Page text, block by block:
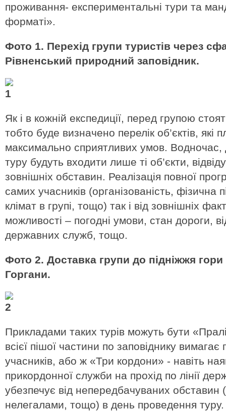
проживання- експериментальні тури та
форматі».
Фото 1. Перехід групи туристів через
Рівненський природний заповідник.
Як і в кожній експедиції, перед групою
тобто буде визначено перелік об’єктів, які
максимально сприятливих умов. Водночас,
туру будуть входити лише ті об’єкти,
зовнішніх обставин. Реалізація повної
самих учасників (організованість, фізична
клімат в групі, тощо) так і від зовнішніх
можливості – погодні умови, стан дороги,
державних служб, тощо.
Фото 2. Доставка групи до підніжжя
Горгани.
Прикладами таких турів можуть бути
всієї пішої частини по заповіднику вимагає
учасників, або ж «Три кордони» - навіть
прикордонної служби на прохід по лінії
убезпечує від непередбачуваних обставин
нелегалами, тощо) в день проведення туру.